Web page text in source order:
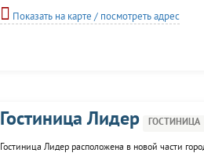
Показать на карте / посмотреть адрес
Гостиница Лидер ГОСТИНИЦА
Гостиница Лидер расположена в новой части